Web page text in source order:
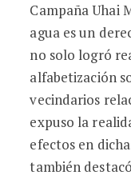
Campaña Uhai
agua es un
no solo logró
alfabetización
vecindarios
expuso la
efectos en
también